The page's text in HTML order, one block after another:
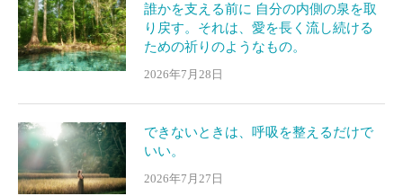
誰かを支える前に 自分の内側の泉を取
り戻す。それは、愛を長く流し続ける
ための祈りのようなもの。
2026年7月28日
できないときは、呼吸を整えるだけで
いい。
2026年7月27日